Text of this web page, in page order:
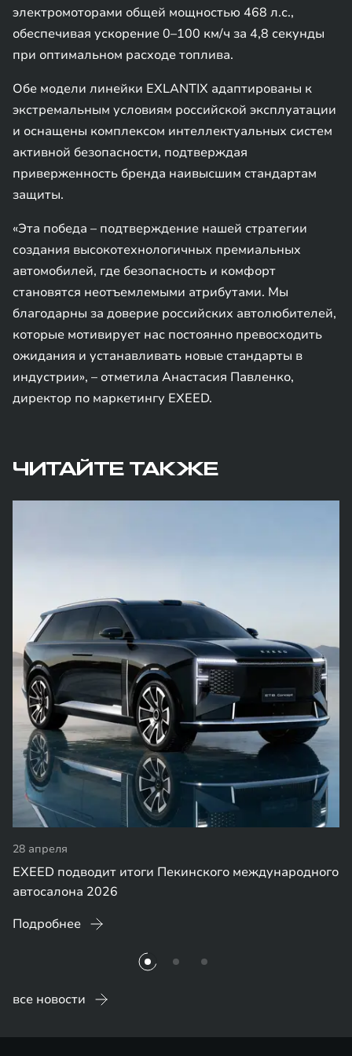
электромоторами общей мощностью 468 л.с.,
обеспечивая ускорение 0–100 км/ч за 4,8 секунды
при оптимальном расходе топлива.
Обе модели линейки EXLANTIX адаптированы к
экстремальным условиям российской эксплуатации
и оснащены комплексом интеллектуальных систем
активной безопасности, подтверждая
приверженность бренда наивысшим стандартам
защиты.
«Эта победа – подтверждение нашей стратегии
создания высокотехнологичных премиальных
автомобилей, где безопасность и комфорт
становятся неотъемлемыми атрибутами. Мы
благодарны за доверие российских автолюбителей,
которые мотивирует нас постоянно превосходить
ожидания и устанавливать новые стандарты в
индустрии», – отметила Анастасия Павленко,
директор по маркетингу EXEED.
ЧИТАЙТЕ ТАКЖЕ
28 апреля
EXEED подводит итоги Пекинского международного
автосалона 2026
Подробнее
все новости